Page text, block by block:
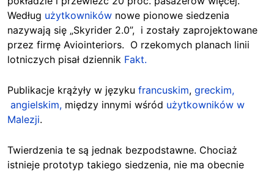
Według użytkowników nowe pionowe siedzenia
nazywają się „Skyrider 2.0”, i zostały zaprojektowane
przez firmę Aviointeriors. O rzekomych planach linii
lotniczych pisał dziennik Fakt.
Publikacje krążyły w języku francuskim, greckim,
angielskim, między innymi wśród użytkowników w
Malezji.
Twierdzenia te są jednak bezpodstawne. Chociaż
istnieje prototyp takiego siedzenia, nie ma obecnie